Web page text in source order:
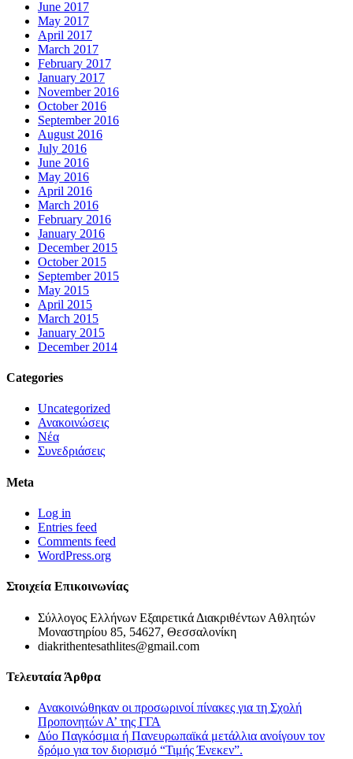
June 2017
May 2017
April 2017
March 2017
February 2017
January 2017
November 2016
October 2016
September 2016
August 2016
July 2016
June 2016
May 2016
April 2016
March 2016
February 2016
January 2016
December 2015
October 2015
September 2015
May 2015
April 2015
March 2015
January 2015
December 2014
Categories
Uncategorized
Ανακοινώσεις
Νέα
Συνεδριάσεις
Meta
Log in
Entries feed
Comments feed
WordPress.org
Στοιχεία Επικοινωνίας
Σύλλογος Ελλήνων Εξαιρετικά Διακριθέντων Αθλητών
Μοναστηρίου 85, 54627, Θεσσαλονίκη
diakrithentesathlites@gmail.com
Τελευταία Άρθρα
Ανακοινώθηκαν οι προσωρινοί πίνακες για τη Σχολή
Προπονητών Α’ της ΓΓΑ
Δύο Παγκόσμια ή Πανευρωπαϊκά μετάλλια ανοίγουν τον
δρόμο για τον διορισμό “Τιμής Ένεκεν”.